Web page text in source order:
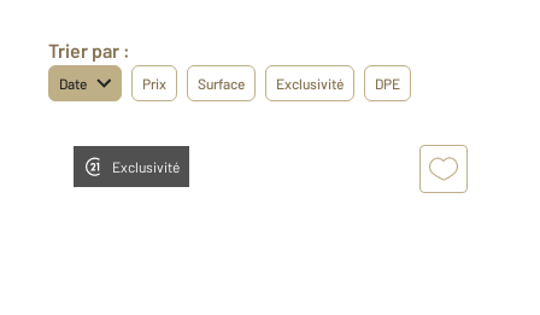
Trier par :
Date Prix Surface Exclusivité DPE
Exclusivité